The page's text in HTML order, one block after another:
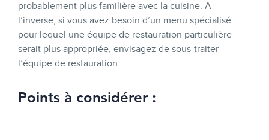
probablement plus familière avec la cuisine. A
l’inverse, si vous avez besoin d’un menu spécialisé
pour lequel une équipe de restauration particulière
serait plus appropriée, envisagez de sous-traiter
l’équipe de restauration.
Points à considérer :